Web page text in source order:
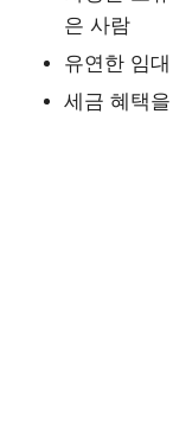
은 사람
유연한 임
세금 혜택